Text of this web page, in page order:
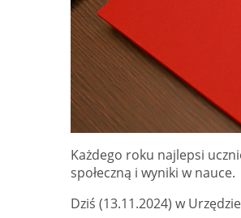
Każdego roku najlepsi
społeczną i wyniki w nauce.
Dziś (13.11.2024) w